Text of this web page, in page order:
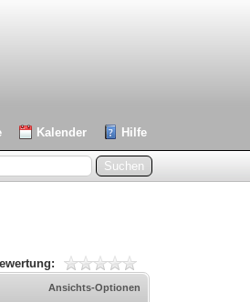
Kalender Hilfe
Ansichts-Optionen